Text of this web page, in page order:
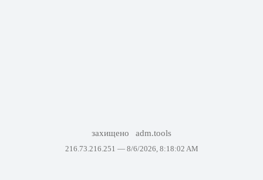
захищено adm.tools
216.73.216.251 — 8/6/2026, 8:18:02 AM